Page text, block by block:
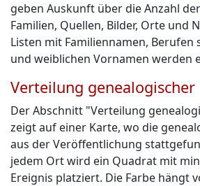
geben Auskunft über die Anzahl
Familien, Quellen, Bilder, Orte und
Listen mit Familiennamen, Berufen
und weiblichen Vornamen werden
Verteilung genealogischer
Der Abschnitt "Verteilung
zeigt auf einer Karte, wo die
aus der Veröffentlichung
jedem Ort wird ein Quadrat mit
Ereignis platziert. Die Farbe hängt